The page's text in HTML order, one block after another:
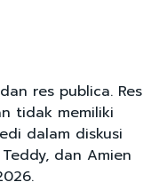
res publica. Res
tidak memiliki
dalam diskusi
dan Amien